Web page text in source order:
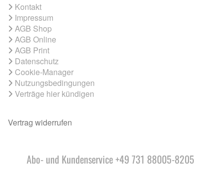
Kontakt
Impressum
AGB Shop
AGB Online
AGB Print
Datenschutz
Cookie-Manager
Nutzungsbedingungen
Verträge hier kündigen
Vertrag widerrufen
Abo- und Kundenservice +49 731 88005-8205